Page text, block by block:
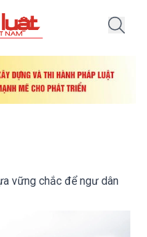
vững chắc để ngư dân